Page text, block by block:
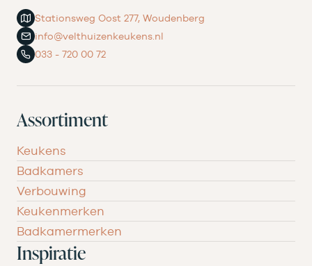
Stationsweg Oost 277, Woudenberg
info@velthuizenkeukens.nl
033 - 720 00 72
Assortiment
Keukens
Badkamers
Verbouwing
Keukenmerken
Badkamermerken
Inspiratie